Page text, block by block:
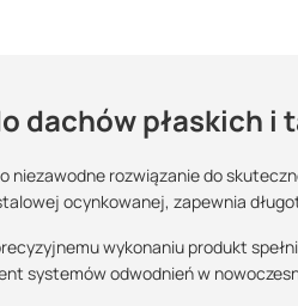
dachów płaskich i
niezawodne rozwiązanie do
ocynkowanej, zapewnia
wykonaniu produkt
systemów odwodnień w
kosz
barierę chemiczną i mechaniczną
struktura powłoki zapewnia
rynnę z rurą spustową
zwrotowi?: